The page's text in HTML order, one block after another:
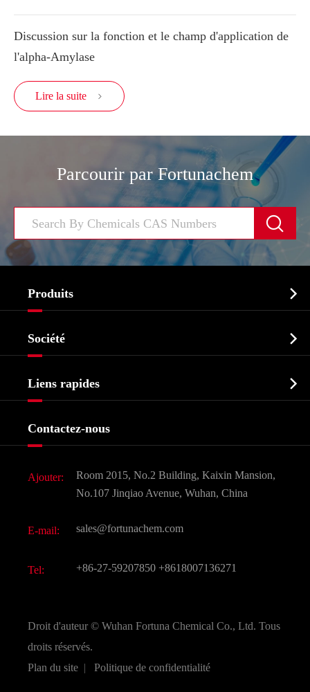
Discussion sur la fonction et le champ d'application de
l'alpha-Amylase
Lire la suite 
Parcourir par Fortunachem

Produits 
Biochimique
Produits agrochimiques et intermédiaires
Ingrédients cosmétiques
Saveurs et parfums
CAS chimiques
Société 
Histoire de l'entreprise
Liens rapides 
Contactez-nous
Ajouter:
Room 2015, No.2 Building, Kaixin Mansion,
No.107 Jinqiao Avenue, Wuhan, China
E-mail: sales@fortunachem.com
Tel: +86-27-59207850 +8618007136271
Droit d'auteur © Wuhan Fortuna Chemical Co., Ltd. Tous
droits réservés.
Plan du site | Politique de confidentialité